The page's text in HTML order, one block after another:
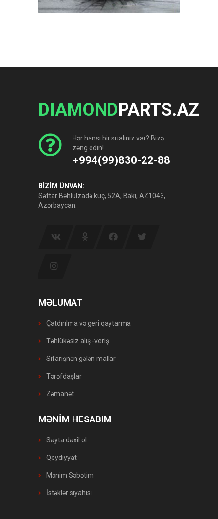
DIAMONDPARTS.AZ
Hər hansı bir sualınız var? Bizə
zəng edin!
+994(99)830-22-88
BİZİM ÜNVAN:
Səttar Bəhlulzadə küç, 52A, Bakı, AZ1043,
Azərbaycan.
MƏLUMAT
Çatdırılma və geri qaytarma
Təhlükəsiz alış -veriş
Sifarişnən gələn mallar
Tərəfdaşlar
Zəmanət
MƏNİM HESABIM
Sayta daxil ol
Qeydiyyat
Mənim Səbətim
İstəklər siyahısı